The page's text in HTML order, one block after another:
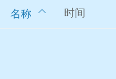
名称 时间